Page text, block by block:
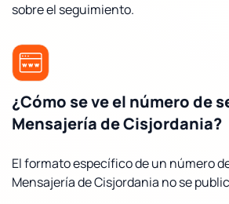
sobre el seguimiento.
¿Cómo se ve el número de
Mensajería de Cisjordania?
El formato específico de un número
Mensajería de Cisjordania no se